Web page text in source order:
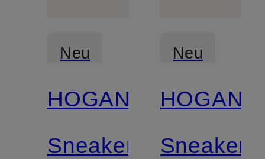
Neu
HOGAN
Sneaker
Neu
HOGAN
Sneaker